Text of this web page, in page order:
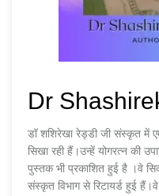
Dr
डॉ शशिरेखा रेड्डी जी संस्कृत में
सिखा रही हैं।उन्हें योगरत्न की
पुस्तक भी प्रकाशित हुई है ।वे
संस्कृत विभाग से रिटायर्ड हुई हैं।वे